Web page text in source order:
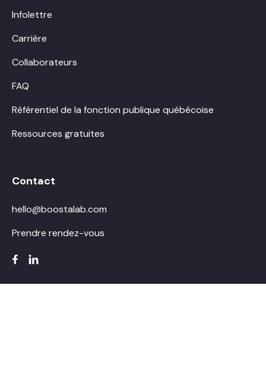
Infolettre
Carrière
Collaborateurs
FAQ
Référentiel de la fonction publique québécoise
Ressources gratuites
Contact
hello@boostalab.com
Prendre rendez-vous